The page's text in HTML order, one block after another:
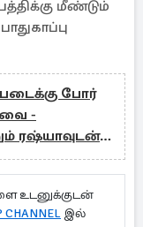
மீண்டும்
போர்
-
ரஷ்யாவுடன்
உடனுக்குடன்
CHANNEL இல்